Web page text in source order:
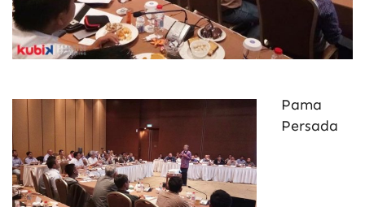
Pama
Persada